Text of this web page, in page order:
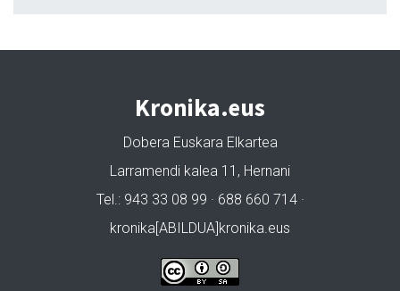
Kronika.eus
Dobera Euskara Elkartea
Larramendi kalea 11, Hernani
Tel.: 943 33 08 99 · 688 660 714 ·
kronika[ABILDUA]kronika.eus